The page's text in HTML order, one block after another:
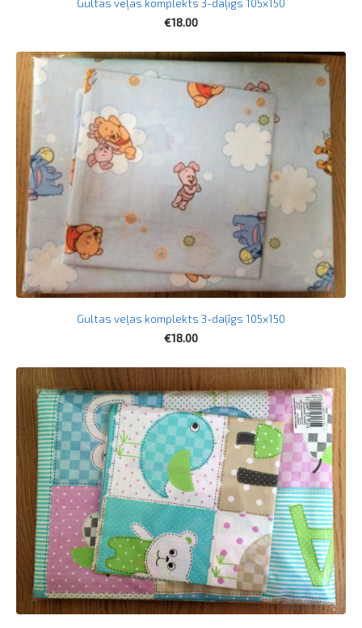
Gultas veļas komplekts 3-daļīgs 105x150
€18.00
Gultas veļas komplekts 3-daļīgs 105x150
€18.00